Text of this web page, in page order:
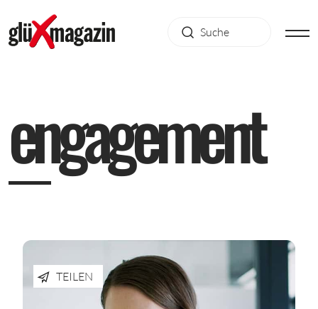
engagement
TEILEN